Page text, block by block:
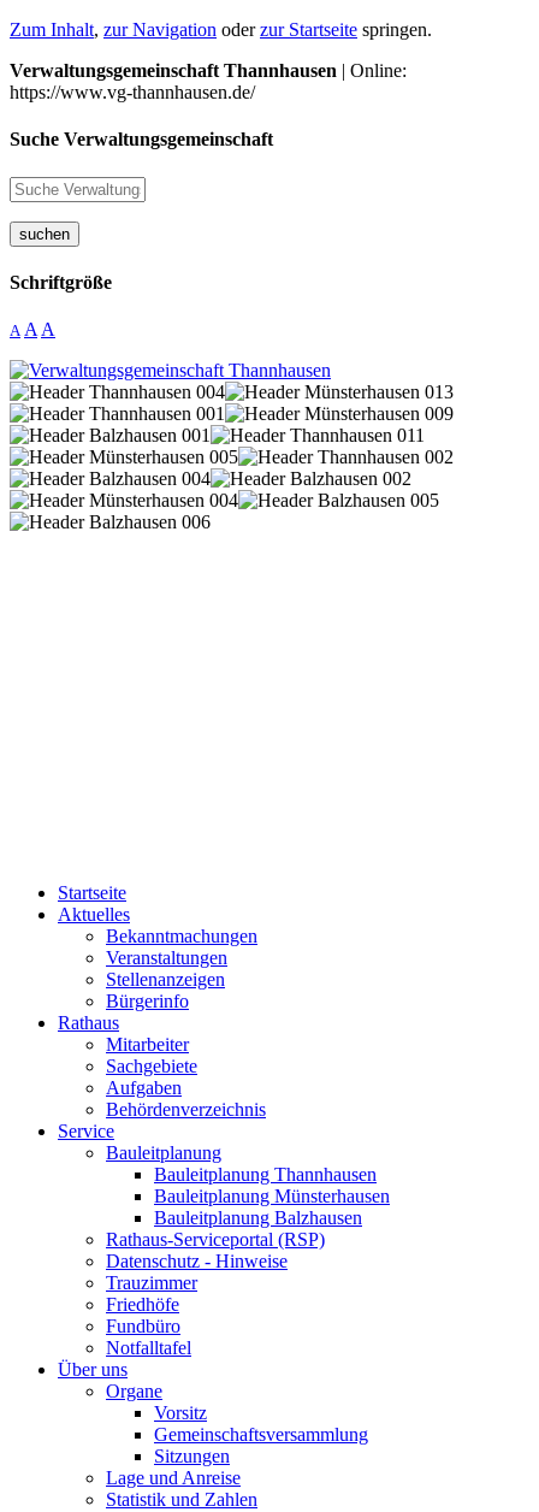
Zum Inhalt, zur Navigation oderzur Startseite springen.
Verwaltungsgemeinschaft Thannhausen | Online:
https://www.vg-thannhausen.de/
Suche Verwaltungsgemeinschaft
suchen
Schriftgröße
A A A
Startseite
Aktuelles
Bekanntmachungen
Veranstaltungen
Stellenanzeigen
Bürgerinfo
Rathaus
Mitarbeiter
Sachgebiete
Aufgaben
Behördenverzeichnis
Service
Bauleitplanung
Bauleitplanung Thannhausen
Bauleitplanung Münsterhausen
Bauleitplanung Balzhausen
Rathaus-Serviceportal (RSP)
Datenschutz - Hinweise
Trauzimmer
Friedhöfe
Fundbüro
Notfalltafel
Über uns
Organe
Vorsitz
Gemeinschaftsversammlung
Sitzungen
Lage und Anreise
Statistik und Zahlen